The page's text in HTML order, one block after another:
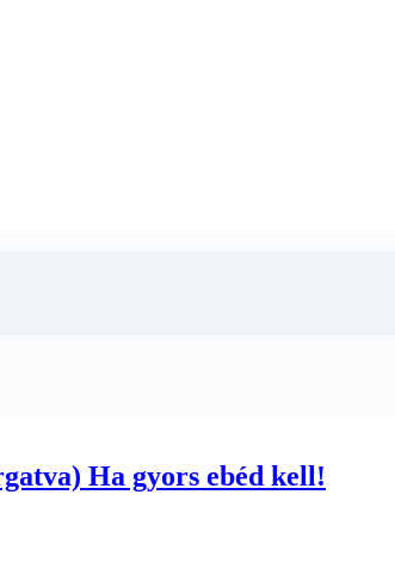
Ha gyors ebéd kell!